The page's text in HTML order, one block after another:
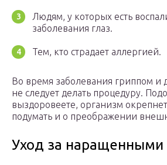
Людям, у которых есть
заболевания глаз.
Тем, кто страдает аллергией.
Во время заболевания гриппом и
не следует делать процедуру.
выздоровеете, организм
подумать и о преображении
Уход за наращенными